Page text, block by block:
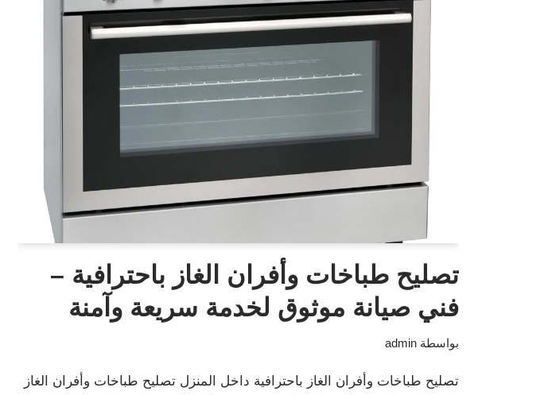
تصليح طباخات وأفران الغاز باحترافية –
فني صيانة موثوق لخدمة سريعة وآمنة
بواسطة admin
تصليح طباخات وأفران الغاز باحترافية داخل المنزل تصليح طباخات وأفران الغاز